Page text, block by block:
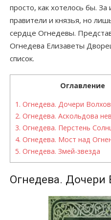
просто, как хотелось бы.
правители и князья, но
сердце Огнедевы.
Огнедева Елизаветы
список.
Оглавление
1. Огнедева. Дочери
2. Огнедева. Аскольдова
3. Огнедева. Перстень
4. Огнедева. Мост над
5. Огнедева. Змей-звезда
Огнедева. Дочери